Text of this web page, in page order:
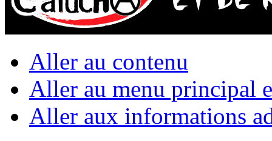
Aller au contenu
Aller au menu principal
Aller aux informations